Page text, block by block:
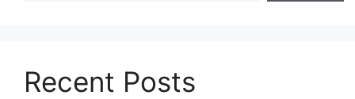
Recent Posts